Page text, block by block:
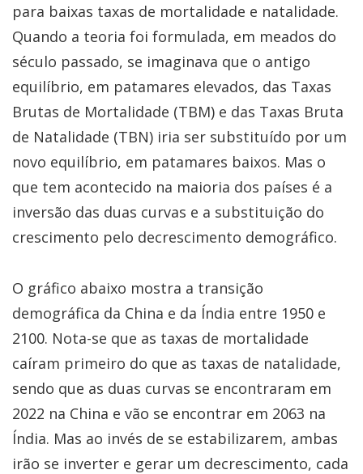
para baixas taxas de mortalidade e natalidade.
Quando a teoria foi formulada, em meados do
século passado, se imaginava que o antigo
equilíbrio, em patamares elevados, das Taxas
Brutas de Mortalidade (TBM) e das Taxas Bruta
de Natalidade (TBN) iria ser substituído por um
novo equilíbrio, em patamares baixos. Mas o
que tem acontecido na maioria dos países é a
inversão das duas curvas e a substituição do
crescimento pelo decrescimento demográfico.
O gráfico abaixo mostra a transição
demográfica da China e da Índia entre 1950 e
2100. Nota-se que as taxas de mortalidade
caíram primeiro do que as taxas de natalidade,
sendo que as duas curvas se encontraram em
2022 na China e vão se encontrar em 2063 na
Índia. Mas ao invés de se estabilizarem, ambas
irão se inverter e gerar um decrescimento, cada